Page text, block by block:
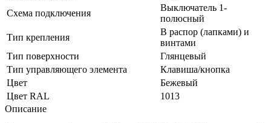
Схема подключения
Выключатель 1-
полюсный
Тип крепления
В распор (лапками) и
винтами
Тип поверхности
Глянцевый
Тип управляющего элемента
Клавиша/кнопка
Цвет
Бежевый
Цвет RAL
1013
Описание